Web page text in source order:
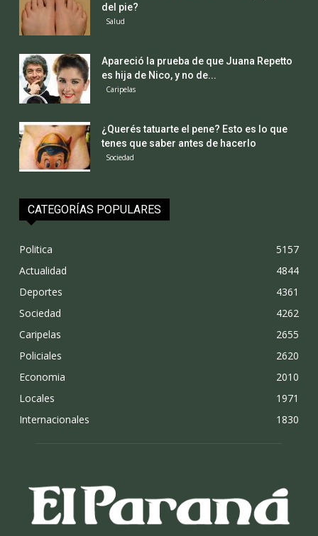
del pie?
Salud
Apareció la prueba de que Juana Repetto
es hija de Nico, y no de...
Caripelas
¿Querés tatuarte el pene? Esto es lo que
tenes que saber antes de hacerlo
Sociedad
CATEGORÍAS POPULARES
Politica
5157
Actualidad
4844
Deportes
4361
Sociedad
4262
Caripelas
2655
Policiales
2620
Economia
2010
Locales
1971
Internacionales
1830